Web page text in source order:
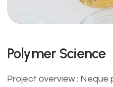
Polymer Science
Project overview : Neque